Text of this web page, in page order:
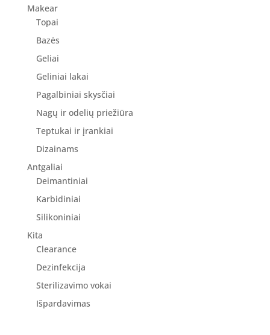
Makear
Topai
Bazės
Geliai
Geliniai lakai
Pagalbiniai skysčiai
Nagų ir odelių priežiūra
Teptukai ir įrankiai
Dizainams
Antgaliai
Deimantiniai
Karbidiniai
Silikoniniai
Kita
Clearance
Dezinfekcija
Sterilizavimo vokai
Išpardavimas